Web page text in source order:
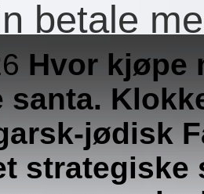
betale
Hvor kjøpe
santa.
jødisk
strategiske